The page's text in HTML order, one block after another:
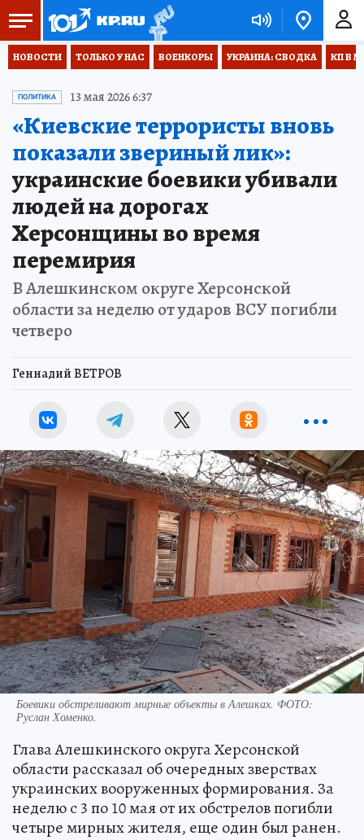
НОВОСТИ ТОЛЬКО У НАС ВОЕНКОРЫ УКРАИНА: СВОДКА КП В
ПОЛИТИКА 13 мая 2026 6:37
«Киевские террористы вновь
показали звериный лик»:
украинские боевики убивали
людей на дорогах
Херсонщины во время
перемирия
В Алешкинском округе Херсонской
области за неделю от ударов ВСУ погибли
четверо
Геннадий ВЕТРОВ
Боевики обстреливают мирные объекты в Алешках. ФОТО:
Руслан Хоменко.
Глава Алешкинского округа Херсонской
области рассказал об очередных зверствах
украинских вооруженных формирования. За
неделю с 3 по 10 мая от их обстрелов погибли
четыре мирных жителя, еще один был ранен.